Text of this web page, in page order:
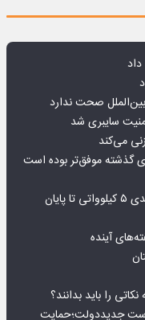
سایبری شد
می‌کند
گذشته موفق‌تر بوده است
تجهیز ۱۲ هزار مدرسه به نیروگاه‌های خورشیدی ۵ کیلوواتی تا پایان
آینده
را باید بدانند؟
جدیددولت؛حمایت